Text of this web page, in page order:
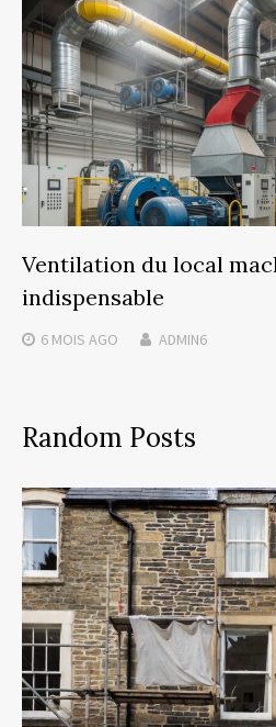
Ventilation du local
indispensable
6 MOIS AGO ADMIN6
Random Posts